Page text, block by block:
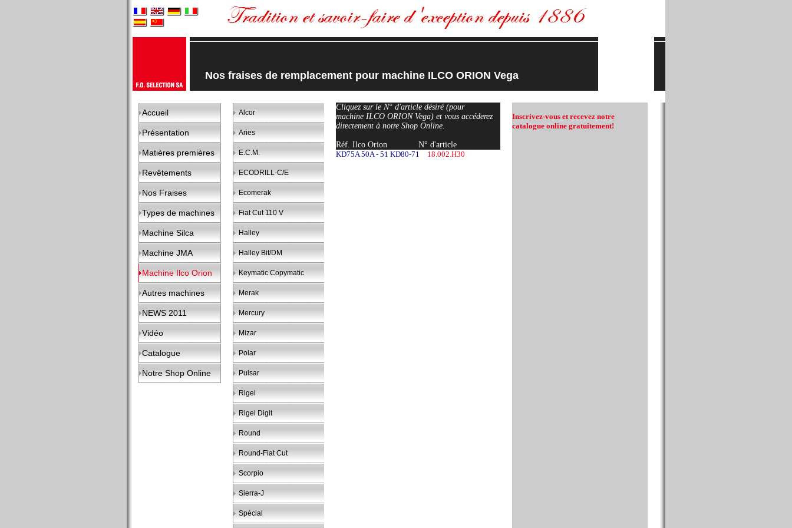
Nos fraises de remplacement pour machine ILCO ORION Vega
Accueil
Présentation
Matières premières
Revêtements
Nos Fraises
Types de machines
Machine Silca
Machine JMA
Machine Ilco Orion
Autres machines
NEWS 2011
Vidéo
Catalogue
Notre Shop Online
Alcor
Aries
E.C.M.
ECODRILL-C/E
Ecomerak
Fiat Cut 110 V
Halley
Halley Bit/DM
Keymatic Copymatic
Merak
Mercury
Mizar
Polar
Pulsar
Rigel
Rigel Digit
Round
Round-Fiat Cut
Scorpio
Sierra-J
Spécial
Cliquez sur le N° d'article désiré (pour
machine ILCO ORION Vega) et vous accéderez
directement à notre Shop Online.
Réf. Ilco Orion
N° d'article
KD75A 50A - 51 KD80-71
18.002.H30
Inscrivez-vous et recevez notre
catalogue online gratuitement!